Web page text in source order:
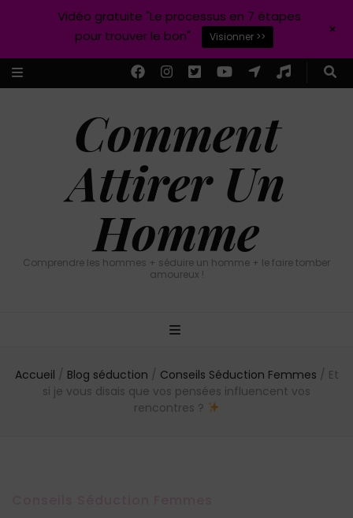
Comment
Attirer Un
Homme
Comprendre les hommes + séduire un homme + le faire tomber
amoureux !
Accueil / Blog séduction / Conseils Séduction Femmes / Et
si je vous disais que vos pensées influencent vos
rencontres ?
Vidéo gratuite "Le processus en 7 étapes
pour trouver le bon"
Visionner >> +